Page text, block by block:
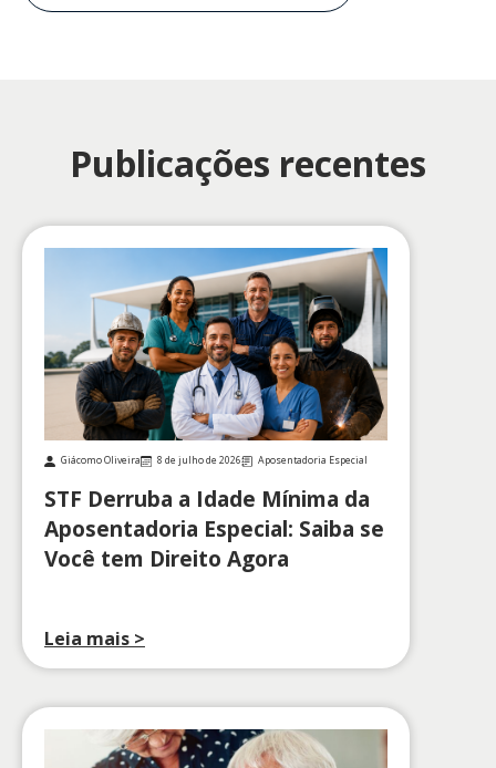
Publicações recentes
Giácomo Oliveira 8 de julho de 2026 Aposentadoria Especial
STF Derruba a Idade Mínima da
Aposentadoria Especial: Saiba se
Você tem Direito Agora
Leia mais >